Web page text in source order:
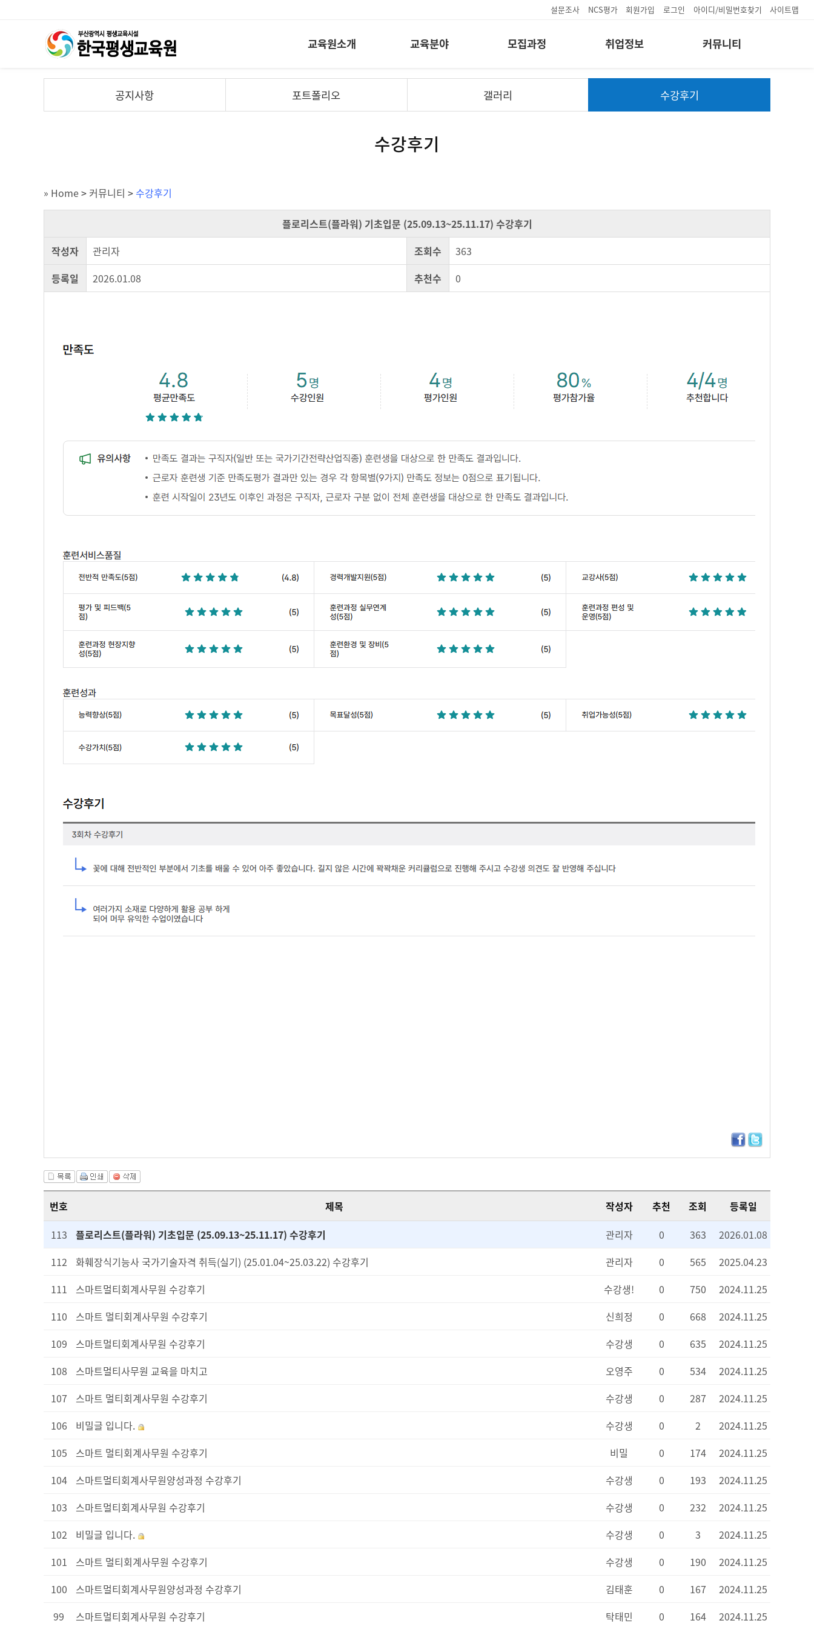
설문조사 NCS평가 회원가입 로그인 아이디/비밀번호찾기 사이트맵
교육원소개 교육분야 모집과정 취업정보 커뮤니티
공지사항 포트폴리오 갤러리 수강후기
수강후기
» Home> 커뮤니티 >수강후기
플로리스트(플라워) 기초입문 (25.09.13~25.11.17) 수강후기
작성자
관리자 조회수
363
등록일
2026.01.08 추천수 0
번호 제목 작성자 추천 조회
등록일
113
플로리스트(플라워) 기초입문 (25.09.13~25.11.17) 수강후기 관리자 0 363
2026.01.08
112
화훼장식기능사 국가기술자격 취득(실기) (25.01.04~25.03.22) 수강후기 관리자 0 565
2025.04.23
111
스마트멀티회계사무원 수강후기 수강생! 0 750
2024.11.25
110
스마트 멀티회계사무원 수강후기 신희정 0 668
2024.11.25
109
스마트멀티회계사무원 수강후기 수강생 0 635
2024.11.25
108
스마트멀티사무원 교육을 마치고 오영주 0 534
2024.11.25
107
스마트 멀티회계사무원 수강후기 수강생 0 287
2024.11.25
106
비밀글 입니다. 수강생 0 2
2024.11.25
105
스마트 멀티회계사무원 수강후기 비밀 0 174
2024.11.25
104
스마트멀티회계사무원양성과정 수강후기 수강생 0 193
2024.11.25
103
스마트멀티회계사무원 수강후기 수강생 0 232
2024.11.25
102
비밀글 입니다. 수강생 0 3
2024.11.25
101
스마트 멀티회계사무원 수강후기 수강생 0 190
2024.11.25
100
스마트멀티회계사무원양성과정 수강후기 김태훈 0 167
2024.11.25
99
스마트멀티회계사무원 수강후기 탁태민 0 164 2024.11.25